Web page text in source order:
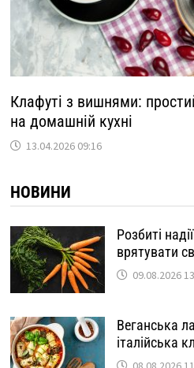
Клафуті з вишнями:
на домашній кухні
13.04.2026 09:16
НОВИНИ
Розбиті
врятувати
09.08.2026
Веганська
італійська